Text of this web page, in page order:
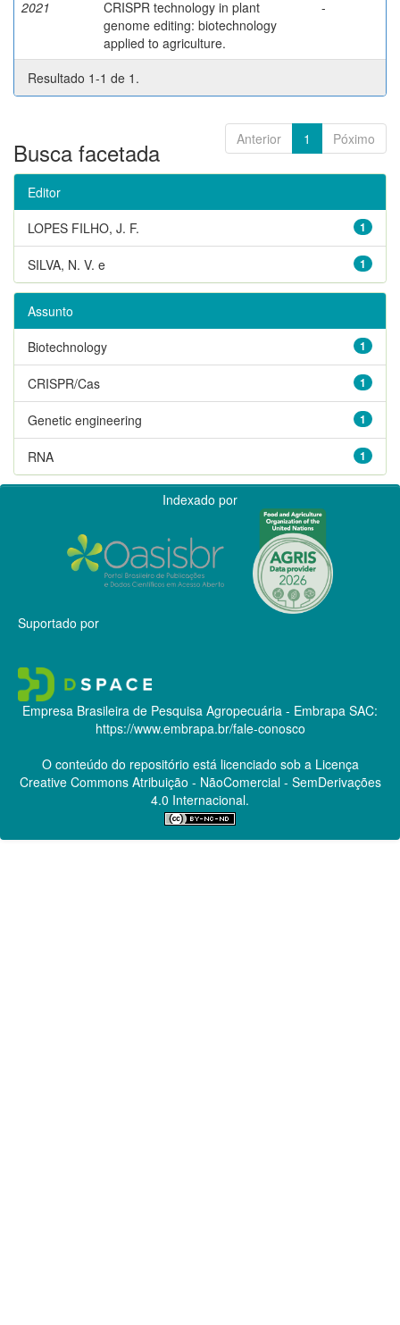
2021
CRISPR technology in plant
genome editing: biotechnology
applied to agriculture.
-
Resultado 1-1 de 1.
Anterior 1 Póximo
Busca facetada
Editor
1
LOPES FILHO, J. F.
1
SILVA, N. V. e
Assunto
1
Biotechnology
1
CRISPR/Cas
1
Genetic engineering
1
RNA
Indexado por
Suportado por
Empresa Brasileira de Pesquisa Agropecuária - Embrapa SAC:
https://www.embrapa.br/fale-conosco
O conteúdo do repositório está licenciado sob a Licença
Creative CommonsAtribuição - NãoComercial - SemDerivações
4.0 Internacional.